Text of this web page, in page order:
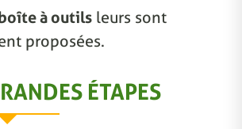
à outils leurs sont
proposées.
ÉTAPES